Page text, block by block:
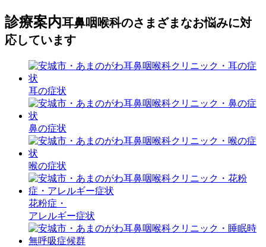
診療案内耳鼻咽喉科のさまざまなお悩みに対
応しています
耳の症状
鼻の症状
喉の症状
花粉症・
アレルギー症状